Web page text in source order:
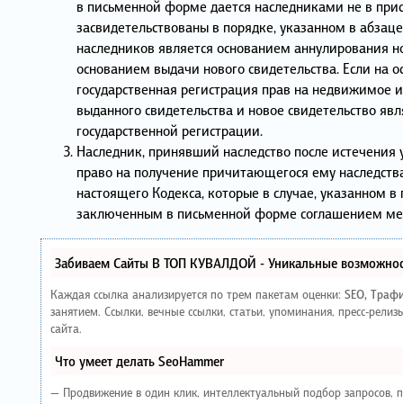
в письменной форме дается наследниками не в
засвидетельствованы в порядке, указанном в
наследников является основанием аннулирования
основанием выдачи нового свидетельства. Если на
государственная регистрация прав на
выданного свидетельства и новое свидетельство
государственной регистрации.
Наследник, принявший наследство после
право на получение причитающегося ему
настоящего Кодекса, которые в случае, указанном
заключенным в письменной форме соглашением
Забиваем Сайты В ТОП КУВАЛДОЙ - Уникальные
Каждая ссылка анализируется по трем пакетам оценки: SEO,
занятием. Ссылки, вечные ссылки, статьи, упоминания, пресс-
сайта.
Что умеет делать SeoHammer
— Продвижение в один клик, интеллектуальный подбор